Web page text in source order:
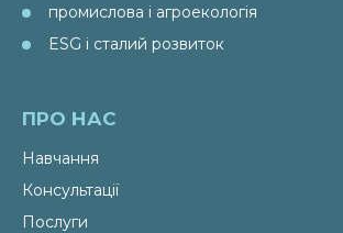
промислова і агроекологія
ESG і сталий розвиток
ПРО НАС
Навчання
Консультації
Послуги